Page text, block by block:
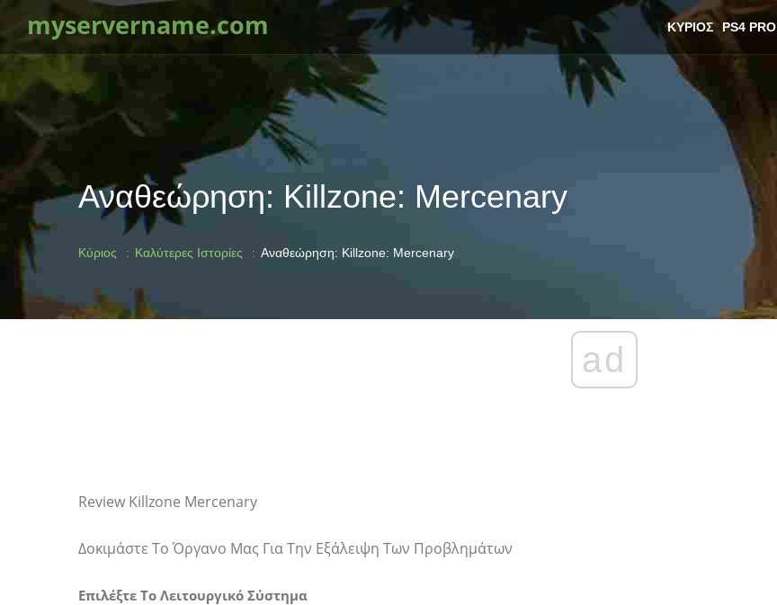
myservername.com ΚΎΡΙΟΣ PS4 PRO
Αναθεώρηση: Killzone: Mercenary
Κύριος Καλύτερες Ιστορίες Αναθεώρηση: Killzone: Mercenary
ad
Review Killzone Mercenary
Δοκιμάστε Το Όργανο Μας Για Την Εξάλειψη Των Προβλημάτων
Επιλέξτε Το Λειτουργικό Σύστημα